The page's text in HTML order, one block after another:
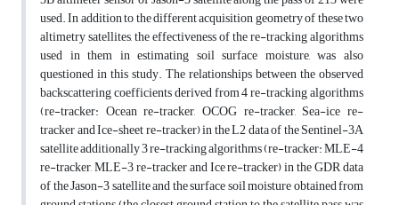
used. In addition to the different acquisition geometry of these two
altimetry satellites, the effectiveness of the re-tracking algorithms
used in them in estimating soil surface moisture, was also
questioned in this study. The relationships between the observed
backscattering coefficients derived from 4 re-tracking algorithms
(re-tracker: Ocean re-tracker, OCOG re-tracker, Sea-ice re-
tracker and Ice-sheet re-tracker) in the L2 data of the Sentinel-3A
satellite additionally 3 re-tracking algorithms (re-tracker: MLE-4
re-tracker, MLE-3 re-tracker and Ice re-tracker) in the GDR data
of the Jason-3 satellite and the surface soil moisture obtained from